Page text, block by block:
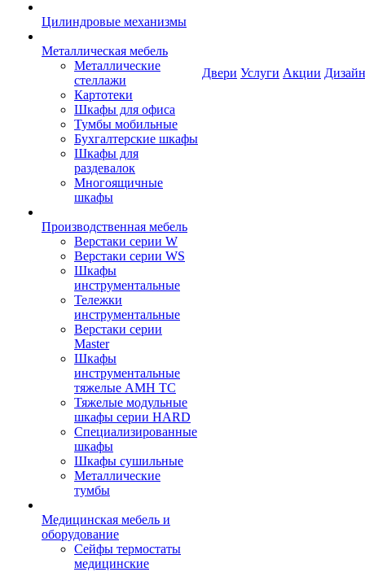
Цилиндровые механизмы
Металлическая мебель
Металлические
стеллажи
Картотеки
Шкафы для офиса
Тумбы мобильные
Бухгалтерские шкафы
Шкафы для
раздевалок
Многоящичные
шкафы
Производственная мебель
Верстаки серии W
Верстаки серии WS
Шкафы
инструментальные
Тележки
инструментальные
Верстаки серии
Master
Шкафы
инструментальные
тяжелые AMH TC
Тяжелые модульные
шкафы серии HARD
Cпециализированные
шкафы
Шкафы сушильные
Металлические
тумбы
Медицинская мебель и
оборудование
Сейфы термостаты
медицинские
Двери Услуги Акции